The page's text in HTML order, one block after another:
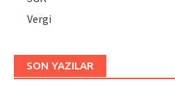
Vergi
SON YAZILAR